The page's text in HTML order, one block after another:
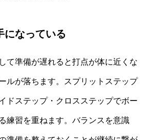
になっている
て準備が遅れると打点が体に近くな
ルが落ちます。スプリットステップ
ドステップ・クロスステップでボー
練習を重ねます。バランスを意識